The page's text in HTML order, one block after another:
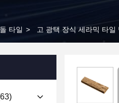
타일 > 고 광택 장식 세라믹 타